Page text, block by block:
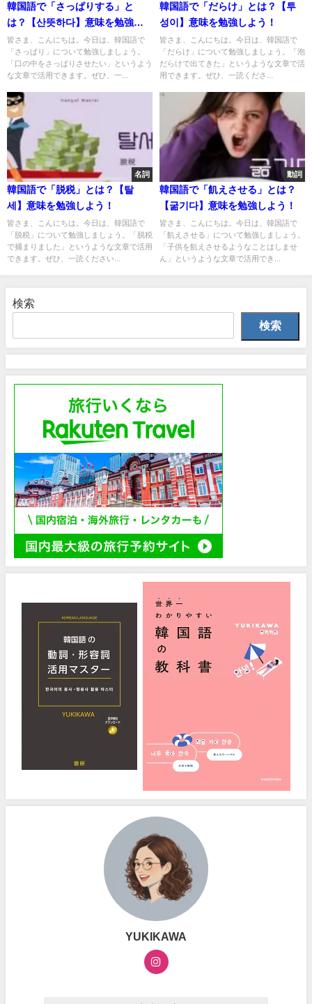
韓国語で「さっぱりする」と
は？【산뜻하다】意味を勉強し
よう！
皆さま、こんにちは。今日は、韓国語で
「さっぱり」について勉強しましょう。
「口の中をさっぱりさせたい」というよう
な文章で活用できます。ぜひ、一...
韓国語で「だらけ」とは？【투
성이】意味を勉強しよう！
皆さま、こんにちは。今日は、韓国語で
「だらけ」について勉強しましょう。「泡
だらけで出てきた」というような文章で活
用できます。ぜひ、一読くださ...
名詞
韓国語で「脱税」とは？【탈
세】意味を勉強しよう！
皆さま、こんにちは。今日は、韓国語で
「脱税」について勉強しましょう。「脱税
で捕まりました」というような文章で活用
できます。ぜひ、一読ください...
動詞
韓国語で「飢えさせる」とは？
【굶기다】意味を勉強しよう！
皆さま、こんにちは。今日は、韓国語で
「飢えさせる」について勉強しましょう。
「子供を飢えさせるようなことはしませ
ん」というような文章で活用でき...
検索
検索
YUKIKAWA